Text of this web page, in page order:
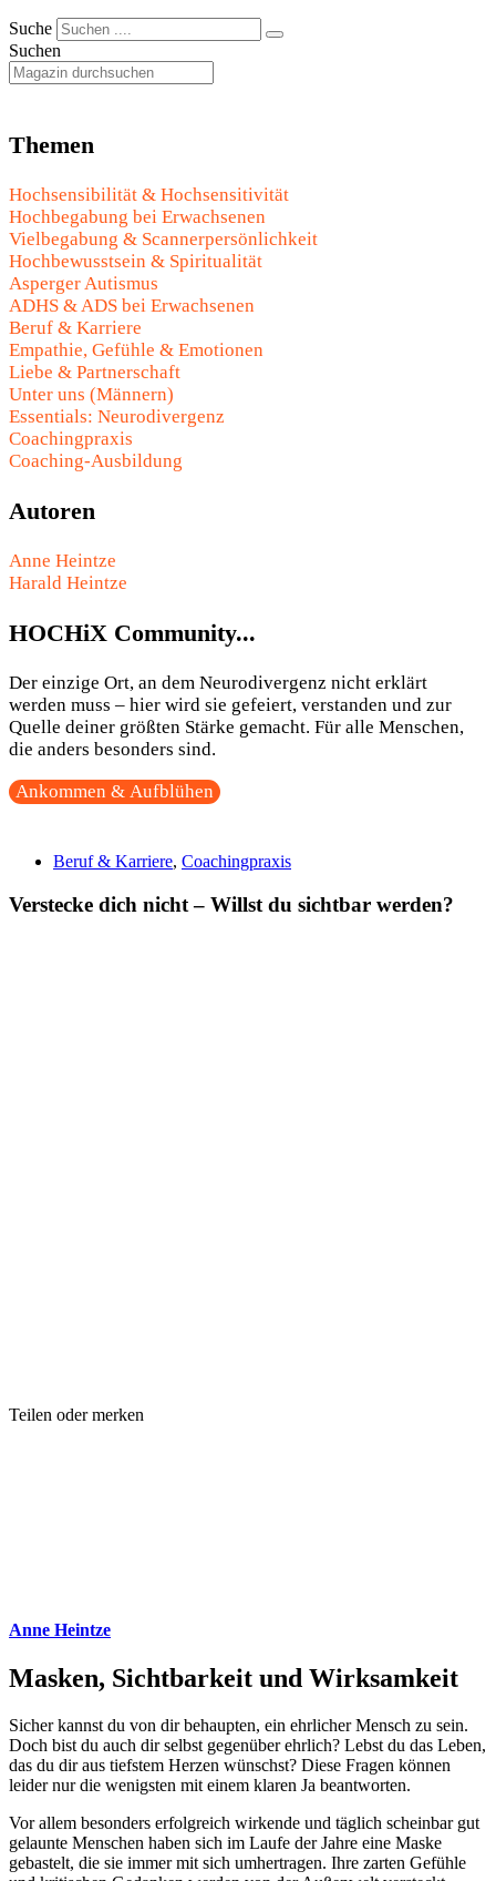
Suche
Suchen
Themen
Hochsensibilität & Hochsensitivität
Hochbegabung bei Erwachsenen
Vielbegabung & Scannerpersönlichkeit
Hochbewusstsein & Spiritualität
Asperger Autismus
ADHS & ADS bei Erwachsenen
Beruf & Karriere
Empathie, Gefühle & Emotionen
Liebe & Partnerschaft
Unter uns (Männern)
Essentials: Neurodivergenz
Coachingpraxis
Coaching-Ausbildung
Autoren
Anne Heintze
Harald Heintze
HOCHiX Community...
Der einzige Ort, an dem Neurodivergenz nicht erklärt
werden muss – hier wird sie gefeiert, verstanden und zur
Quelle deiner größten Stärke gemacht. Für alle Menschen,
die anders besonders sind.
Ankommen & Aufblühen
Beruf & Karriere, Coachingpraxis
Verstecke dich nicht – Willst du sichtbar werden?
Teilen oder merken
Anne Heintze
Masken, Sichtbarkeit und Wirksamkeit
Sicher kannst du von dir behaupten, ein ehrlicher Mensch zu sein.
Doch bist du auch dir selbst gegenüber ehrlich? Lebst du das Leben,
das du dir aus tiefstem Herzen wünschst? Diese Fragen können
leider nur die wenigsten mit einem klaren Ja beantworten.
Vor allem besonders erfolgreich wirkende und täglich scheinbar gut
gelaunte Menschen haben sich im Laufe der Jahre eine Maske
gebastelt, die sie immer mit sich umhertragen. Ihre zarten Gefühle